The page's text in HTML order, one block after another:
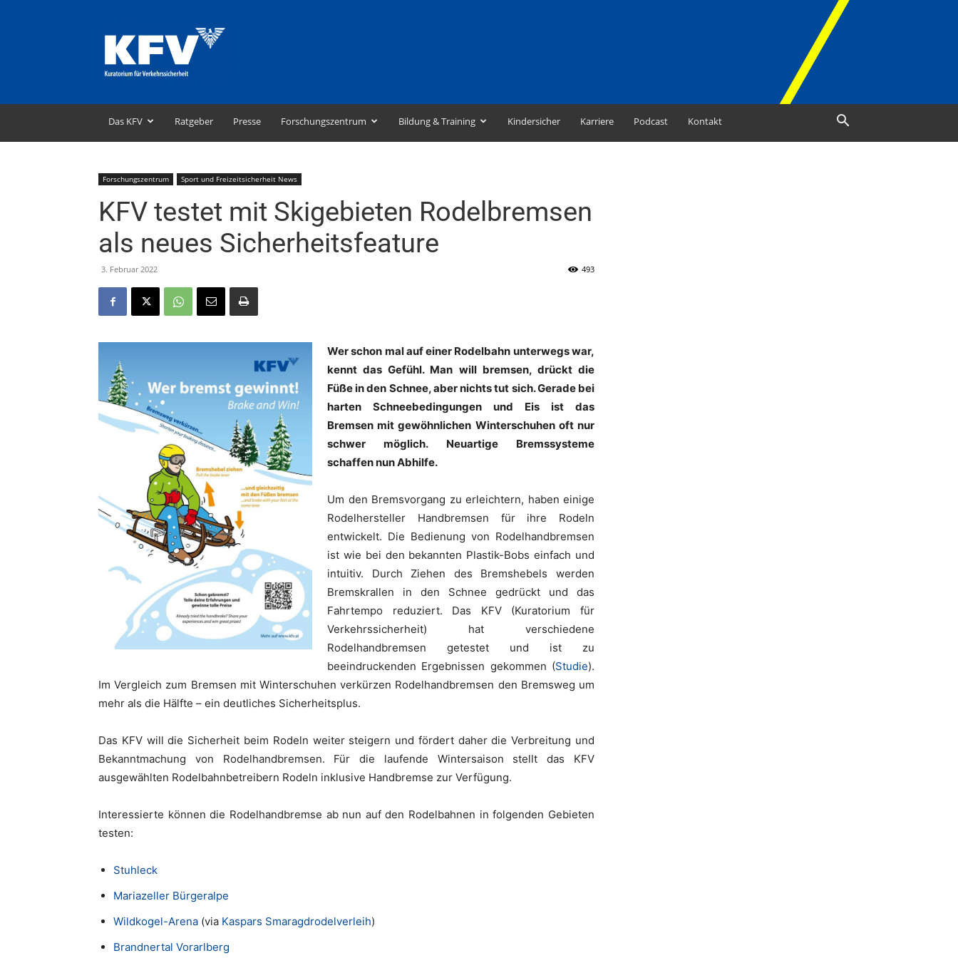
–
Kuratorium
für
Das KFV Ratgeber Presse Forschungszentrum Bildung & Training Kindersicher Karriere Podcast Kontakt
Forschungszentrum Sport und Freizeitsicherheit News
KFV testet mit Skigebieten Rodelbremsen
als neues Sicherheitsfeature
3. Februar 2022 493
Wer schon mal auf einer Rodelbahn unterwegs war,
kennt das Gefühl. Man will bremsen, drückt die
Füße in den Schnee, aber nichts tut sich. Gerade bei
harten Schneebedingungen und Eis ist das
Bremsen mit gewöhnlichen Winterschuhen oft nur
schwer möglich. Neuartige Bremssysteme
schaffen nun Abhilfe.
Um den Bremsvorgang zu erleichtern, haben einige
Rodelhersteller Handbremsen für ihre Rodeln
entwickelt. Die Bedienung von Rodelhandbremsen
ist wie bei den bekannten Plastik-Bobs einfach und
intuitiv. Durch Ziehen des Bremshebels werden
Bremskrallen in den Schnee gedrückt und das
Fahrtempo reduziert. Das KFV (Kuratorium für
Verkehrssicherheit) hat verschiedene
Rodelhandbremsen getestet und ist zu
beeindruckenden Ergebnissen gekommen (Studie).
Im Vergleich zum Bremsen mit Winterschuhen verkürzen Rodelhandbremsen den Bremsweg um
mehr als die Hälfte – ein deutliches Sicherheitsplus.
Das KFV will die Sicherheit beim Rodeln weiter steigern und fördert daher die Verbreitung und
Bekanntmachung von Rodelhandbremsen. Für die laufende Wintersaison stellt das KFV
ausgewählten Rodelbahnbetreibern Rodeln inklusive Handbremse zur Verfügung.
Interessierte können die Rodelhandbremse ab nun auf den Rodelbahnen in folgenden Gebieten
testen:
Stuhleck
Mariazeller Bürgeralpe
Wildkogel-Arena (via Kaspars Smaragdrodelverleih)
Brandnertal Vorarlberg